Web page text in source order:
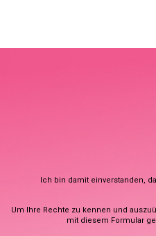
Ich bin damit einverstanden,
Um Ihre Rechte zu kennen und
mit diesem Formular